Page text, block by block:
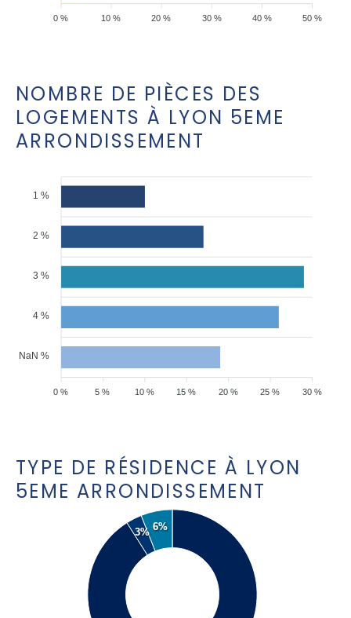
50 %
40 %
30 %
20 %
10 %
0 %
NOMBRE DE PIÈCES DES
LOGEMENTS À LYON 5EME
ARRONDISSEMENT
1 %
2 %
3 %
4 %
NaN %
30 %
25 %
20 %
15 %
10 %
5 %
0 %
TYPE DE RÉSIDENCE À LYON
5EME ARRONDISSEMENT
3%
6%